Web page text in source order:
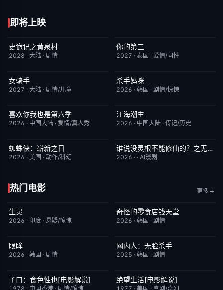
即将上映
6月23日更新
史诡记之黄泉村
2028 · 大陆 · 剧情
更新至第02集
你的第三
2027 · 泰国 · 爱情/同性
7月15日更新
女骑手
2027 · 大陆 · 剧情/儿童
更新至第02集
杀手妈咪
2026 · 韩国 · 剧情/惊悚
今日更新
喜欢你我也是第六季
2026 · 中国大陆 · 爱情/真人秀
更新至第22集
江海潮生
2026 · 中国大陆 · 传记/历史
TC中字
蜘蛛侠：崭新之日
2026 · 美国 · 动作/科幻
完结 5.0谁说没灵根不能修仙的？之无灵证道第五季
2026 · · AI漫剧
热门电影 更多
今日更新
生灵
2026 · 印度 · 悬疑/惊悚
HD中字
奇怪的零食店钱天堂
2026 · 韩国 · 剧情
HD中字
眼眸
2026 · 韩国 · 剧情
今日更新
网内人：无脸杀手
2025 · 韩国 · 剧情
已完结
子曰：食色性也[电影解说]
1978 · 中国香港 · 剧情/惊悚
已完结
绝望生活[电影解说]
1977 · 美国 · 喜剧/奇幻